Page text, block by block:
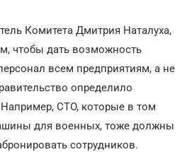
Комитета Дмитрия Наталуха,
чтобы дать возможность
всем предприятиям, а не
определило
СТО, которые в том
для военных, тоже должны
сотрудников.